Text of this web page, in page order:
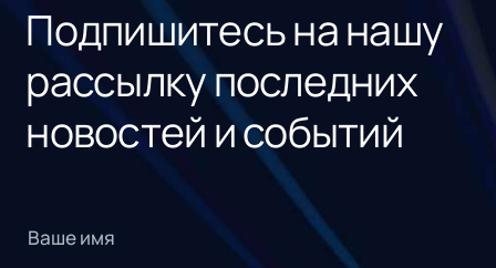
Подпишитесь на нашу
рассылку последних
новостей и событий